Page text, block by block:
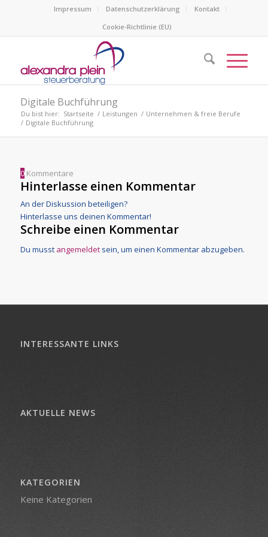
Impressum Datenschutzerklärung
Kontakt
Cookie-Richtlinie (EU)
Digitale Buchführung
Du bist hier: Startseite / Leistungen / Unternehmen & freie Berufe
/ Digitale Buchführung
0 Kommentare
Hinterlasse einen Kommentar
An der Diskussion beteiligen?
Hinterlasse uns deinen Kommentar!
Schreibe einen Kommentar
Du musst angemeldetsein, um einen Kommentar abzugeben.
INTERESSANTE LINKS
AKTUELLE NEWS
KATEGORIEN
Keine Kategorien